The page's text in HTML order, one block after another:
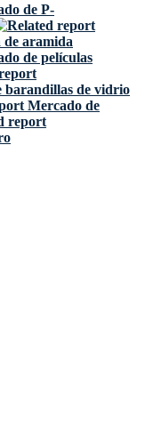
de P-
aramida
de películas
barandillas de vidrio
Mercado de